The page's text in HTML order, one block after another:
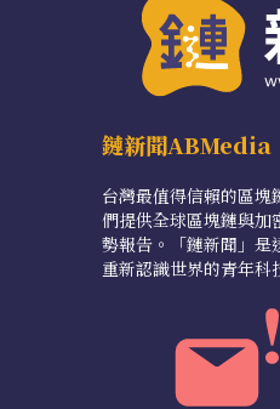
鏈新聞ABMedia
台灣最值得信賴的區塊
們提供全球區塊鏈與加
勢報告。「鏈新聞」是
重新認識世界的青年科